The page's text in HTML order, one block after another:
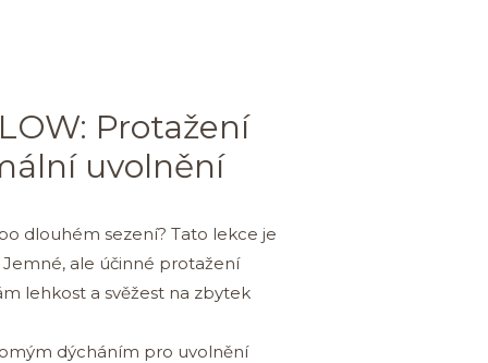
Protažení
uvolnění
dlouhém sezení? Tato lekce je
ale účinné protažení
lehkost a svěžest na zbytek
dýcháním pro uvolnění